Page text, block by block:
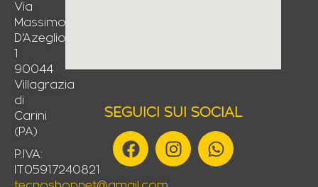
Via
Massimo
D’Azeglio,
1
90044
Villagrazia
di
Carini
(PA)
P.IVA:
IT05917240821
SEGUICI SUI SOCIAL
F
a
I
n
W
h